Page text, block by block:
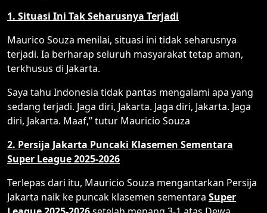
1. Situasi Ini Tak Seharusnya Terjadi
Maurico Souza menilai, situasi ini tidak seharusnya
terjadi. Ia berharap seluruh masyarakat tetap aman,
terkhusus di Jakarta.
Saya tahu Indonesia tidak pantas mengalami apa yang
sedang terjadi. Jaga diri, Jakarta. Jaga diri, Jakarta. Jaga
diri, Jakarta. Maaf,” tutur Mauricio Souza
2. Persija Jakarta Puncaki Klasemen Sementara
Super League 2025-2026
Terlepas dari itu, Mauricio Souza mengantarkan Persija
Jakarta naik ke puncak klasemen sementara Super